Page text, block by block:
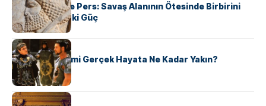
Antik Yunan ve Pers: Savaş Alanının Ötesinde Birbirini
Şekillendiren İki Güç
KÜLTÜR
‘Gladiator’ Filmi Gerçek Hayata Ne Kadar Yakın?
KÜLTÜR